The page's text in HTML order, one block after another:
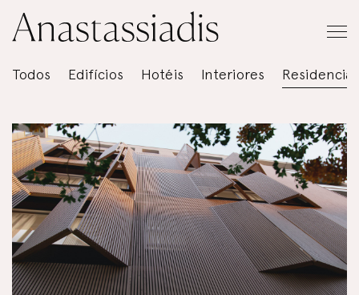
Todos Edifícios Hotéis Interiores Residencial